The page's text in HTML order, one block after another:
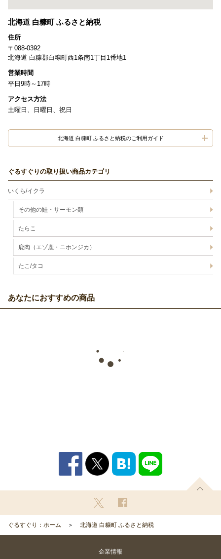
北海道 白糠町 ふるさと納税
住所
〒088-0392
北海道 白糠郡白糠町西1条南1丁目1番地1
営業時間
平日9時～17時
アクセス方法
土曜日、日曜日、祝日
北海道 白糠町 ふるさと納税のご利用ガイド
ぐるすぐりの取り扱い商品カテゴリ
いくら/イクラ
その他の鮭・サーモン類
たらこ
鹿肉（エゾ鹿・ニホンジカ）
たこ/タコ
あなたにおすすめの商品
ぐるすぐり：ホーム 北海道 白糠町 ふるさと納税
企業情報